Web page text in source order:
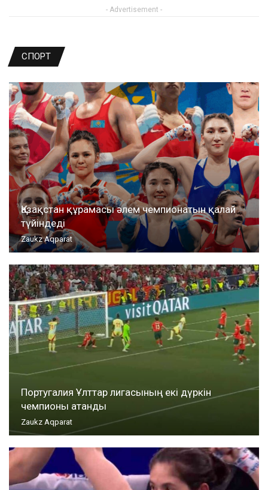
- Advertisement -
СПОРТ
Қазақстан құрамасы әлем чемпионатын қалай
түйіндеді
Zaukz Aqparat
Португалия Ұлттар лигасының екі дүркін
чемпионы атанды
Zaukz Aqparat